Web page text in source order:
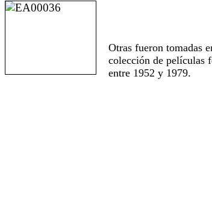
Otras fueron tomadas
colección de películas
entre 1952 y 1979.